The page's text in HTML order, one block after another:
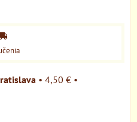
• 4,50 € •